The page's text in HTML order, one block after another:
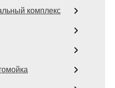
комплекс